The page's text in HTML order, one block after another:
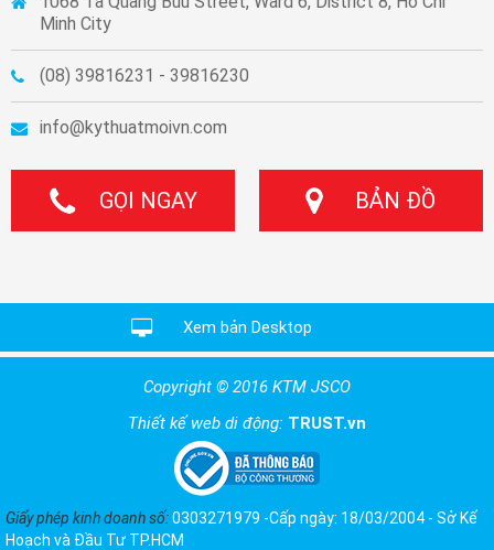
Minh City
(08) 39816231 - 39816230
info@kythuatmoivn.com
GỌI NGAY BẢN ĐỒ
Xem bản Desktop
Copyright © 2016 KTM JSCO
Thiết kế web di động: TRUST.vn
Giấy phép kinh doanh số:0303271979 -Cấp ngày: 18/03/2004 - Sở Kế
Hoạch và Đầu Tư TP.HCM